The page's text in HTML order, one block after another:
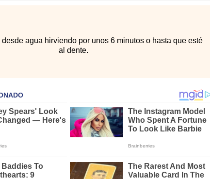
agua hirviendo por unos 6 minutos o hasta que esté
al dente.